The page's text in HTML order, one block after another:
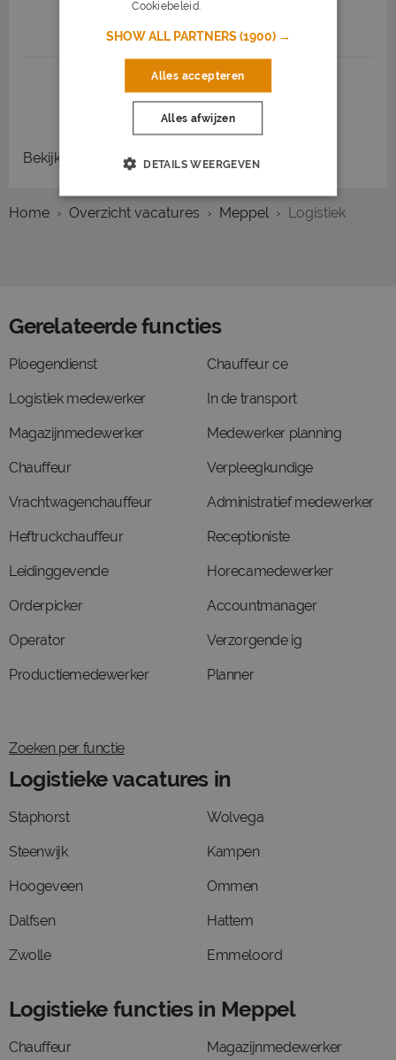
Bekijk recent gesloten vacatures
Home Overzicht vacatures Meppel Logistiek
Gerelateerde functies
Ploegendienst
Logistiek medewerker
Magazijnmedewerker
Chauffeur
Vrachtwagenchauffeur
Heftruckchauffeur
Leidinggevende
Orderpicker
Operator
Productiemedewerker
Chauffeur ce
In de transport
Medewerker planning
Verpleegkundige
Administratief medewerker
Receptioniste
Horecamedewerker
Accountmanager
Verzorgende ig
Planner
Zoeken per functie
Logistieke vacatures in
Staphorst
Steenwijk
Hoogeveen
Dalfsen
Zwolle
Wolvega
Kampen
Ommen
Hattem
Emmeloord
Logistieke functies in Meppel
Chauffeur Magazijnmedewerker
Cookiebeleid.
SHOW ALL PARTNERS(1900) →
Alles accepteren
Alles afwijzen
DETAILS WEERGEVEN